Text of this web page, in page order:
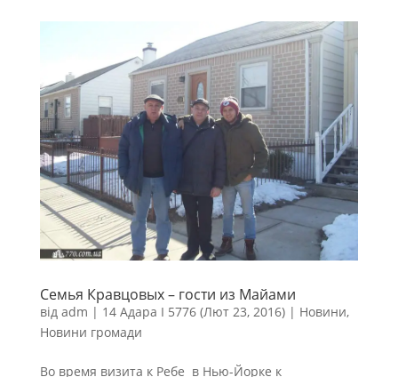
Семья Кравцовых – гости из Майами
від adm | 14 Адара I 5776 (Лют 23, 2016)| Новини,
Новини громади
Во время визита к Ребе в Нью-Йорке к